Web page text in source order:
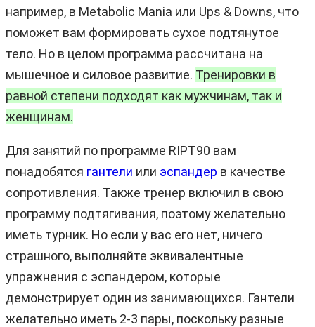
например, в Metabolic Mania или Ups & Downs, что
поможет вам формировать сухое подтянутое
тело. Но в целом программа рассчитана на
мышечное и силовое развитие. Тренировки в
равной степени подходят как мужчинам, так и
женщинам.
Для занятий по программе RIPT90 вам
понадобятся гантели или эспандер в качестве
сопротивления. Также тренер включил в свою
программу подтягивания, поэтому желательно
иметь турник. Но если у вас его нет, ничего
страшного, выполняйте эквивалентные
упражнения с эспандером, которые
демонстрирует один из занимающихся. Гантели
желательно иметь 2-3 пары, поскольку разные